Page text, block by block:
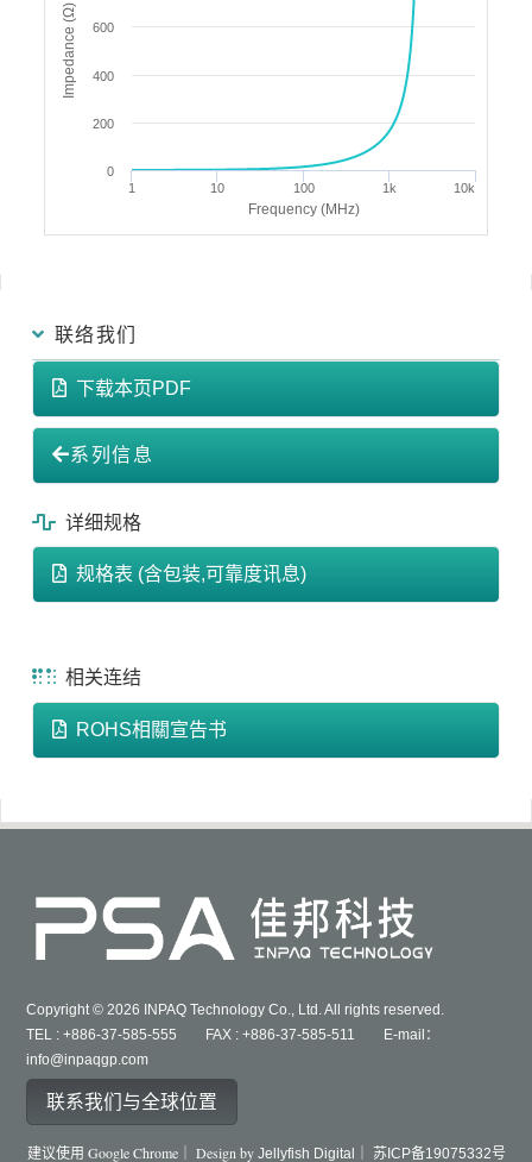
Frequency (MHz)
Impedance (Ω)
1 10 100 1k 10k
0
200
400
600
联络我们
下载本页PDF
系列信息
详细规格
规格表 (含包装,可靠度讯息)
相关连结
ROHS相關宣告书
Copyright © 2026 INPAQ Technology Co., Ltd. All rights reserved.
TEL : +886-37-585-555 FAX : +886-37-585-511 E-mail：
info@inpaqgp.com
联系我们与全球位置
建议使用 Google Chrome｜ Design byJellyfish Digital｜ 苏ICP备19075332号